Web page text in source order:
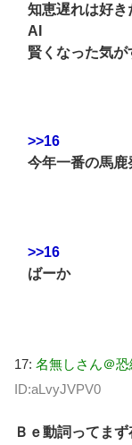
知恵遅れは好き
AI
賢くなった気
>>16
今年一番の馬鹿
>>16
ばーか
17: 名無しさん＠恐
ID:aLvyJVPV0
Ｂｅ動詞ってま